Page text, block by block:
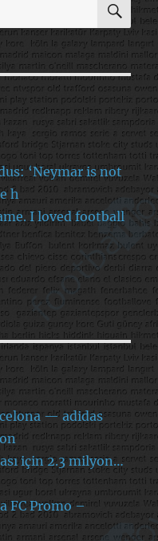
‘Neymar is not
h
I loved football
— adidas
için 2.3 milyon…
FC Promo –